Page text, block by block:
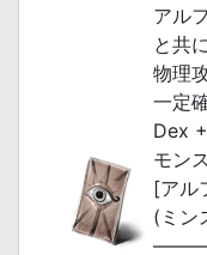
アル
と共
物理
一定
Dex
モン
[アル
(ミン